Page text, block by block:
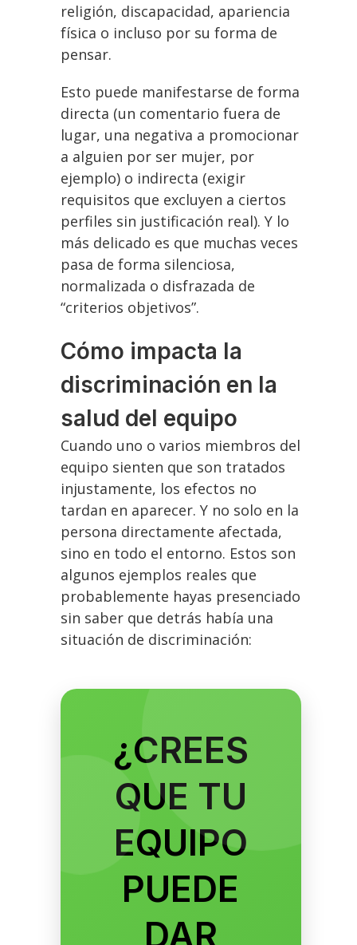
religión, discapacidad, apariencia
física o incluso por su forma de
pensar.
Esto puede manifestarse de forma
directa (un comentario fuera de
lugar, una negativa a promocionar
a alguien por ser mujer, por
ejemplo) o indirecta (exigir
requisitos que excluyen a ciertos
perfiles sin justificación real). Y lo
más delicado es que muchas veces
pasa de forma silenciosa,
normalizada o disfrazada de
“criterios objetivos”.
Cómo impacta la
discriminación en la
salud del equipo
Cuando uno o varios miembros del
equipo sienten que son tratados
injustamente, los efectos no
tardan en aparecer. Y no solo en la
persona directamente afectada,
sino en todo el entorno. Estos son
algunos ejemplos reales que
probablemente hayas presenciado
sin saber que detrás había una
situación de discriminación:
¿CREES
QUE TU
EQUIPO
PUEDE
DAR